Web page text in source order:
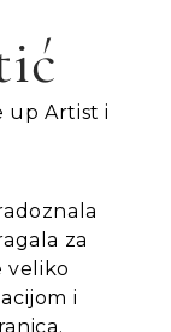
up Artist i
za
veliko
i